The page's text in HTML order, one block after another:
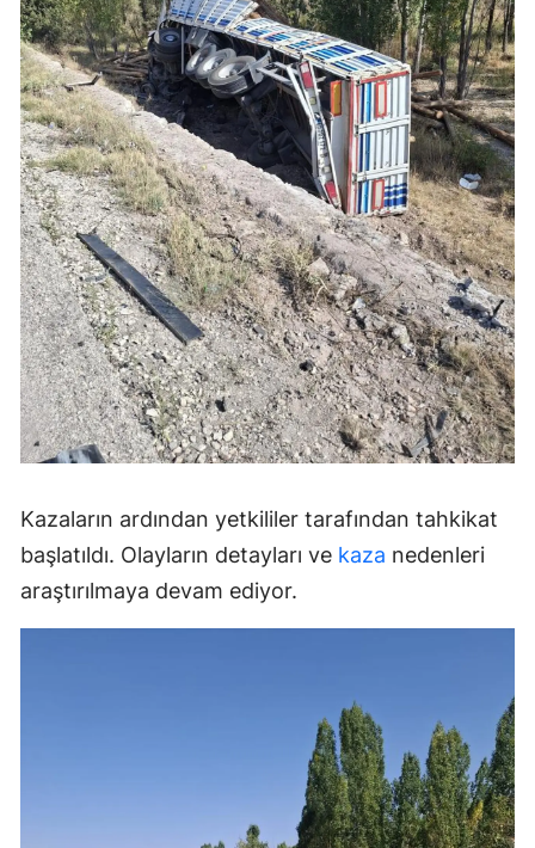
Kazaların ardından yetkililer tarafından tahkikat
başlatıldı. Olayların detayları ve kaza nedenleri
araştırılmaya devam ediyor.